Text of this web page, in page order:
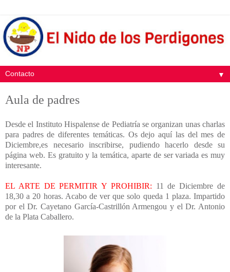
▼
Aula de padres
Desde el Instituto Hispalense de Pediatría se organizan unas charlas
para padres de diferentes temáticas. Os dejo aquí las del mes de
Diciembre,es necesario inscribirse, pudiendo hacerlo desde su
página web. Es gratuito y la temática, aparte de ser variada es muy
interesante.
EL ARTE DE PERMITIR Y PROHIBIR: 11 de Diciembre de
18,30 a 20 horas. Acabo de ver que solo queda 1 plaza. Impartido
por el Dr. Cayetano García-Castrillón Armengou y el Dr. Antonio
de la Plata Caballero.